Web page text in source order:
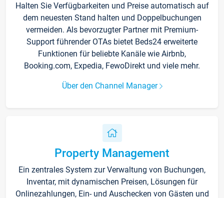
Halten Sie Verfügbarkeiten und Preise automatisch auf
dem neuesten Stand halten und Doppelbuchungen
vermeiden. Als bevorzugter Partner mit Premium-
Support führender OTAs bietet Beds24 erweiterte
Funktionen für beliebte Kanäle wie Airbnb,
Booking.com, Expedia, FewoDirekt und viele mehr.
Über den Channel Manager
Property Management
Ein zentrales System zur Verwaltung von Buchungen,
Inventar, mit dynamischen Preisen, Lösungen für
Onlinezahlungen, Ein- und Auschecken von Gästen und